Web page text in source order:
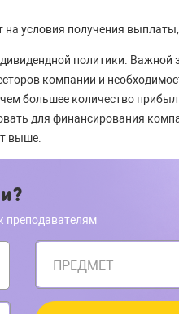
условия получения выплаты;
политики. Важной
компании и
большее количество
для финансирования
выше.
преподавателям
ПРЕДМЕТ